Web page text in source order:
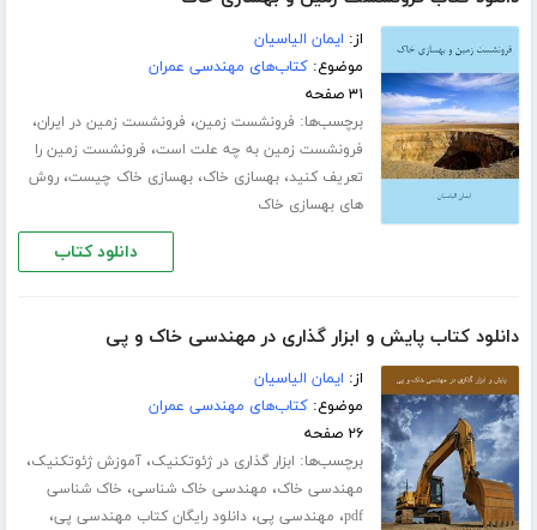
از: ایمان الیاسیان
موضوع:کتاب‌های مهندسی عمران
۳۱ صفحه
برچسب‌ها: فرونشست زمین، فرونشست زمین در ایران،
فرونشست زمین به چه علت است، فرونشست زمین را
تعریف کنید،بهسازی خاک،بهسازی خاک چیست،روش
های بهسازی خاک
دانلود کتاب
دانلود کتاب پایش و ابزار گذاری در مهندسی خاک و پی
از: ایمان الیاسیان
موضوع:کتاب‌های مهندسی عمران
۲۶ صفحه
برچسب‌ها: ابزار گذاری در ژئوتکنیک،آموزش ژئوتکنیک،
مهندسی خاک، مهندسی خاک شناسی، خاک شناسی
pdf، مهندسی پی،دانلود رایگان کتاب مهندسی پی،